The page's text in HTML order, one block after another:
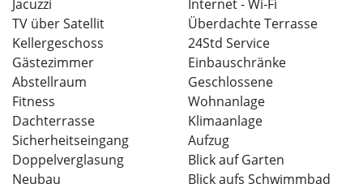
Jacuzzi
TV über Satellit
Kellergeschoss
Gästezimmer
Abstellraum
Fitness
Dachterrasse
Sicherheitseingang
Doppelverglasung
Neubau
Internet - Wi-Fi
Überdachte Terrasse
24Std Service
Einbauschränke
Geschlossene
Wohnanlage
Klimaanlage
Aufzug
Blick auf Garten
Blick aufs Schwimmbad